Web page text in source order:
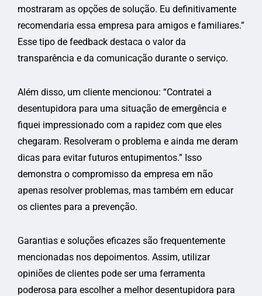
mostraram as opções de solução. Eu definitivamente
recomendaria essa empresa para amigos e familiares.”
Esse tipo de feedback destaca o valor da
transparência e da comunicação durante o serviço.
Além disso, um cliente mencionou: “Contratei a
desentupidora para uma situação de emergência e
fiquei impressionado com a rapidez com que eles
chegaram. Resolveram o problema e ainda me deram
dicas para evitar futuros entupimentos.” Isso
demonstra o compromisso da empresa em não
apenas resolver problemas, mas também em educar
os clientes para a prevenção.
Garantias e soluções eficazes são frequentemente
mencionadas nos depoimentos. Assim, utilizar
opiniões de clientes pode ser uma ferramenta
poderosa para escolher a melhor desentupidora para